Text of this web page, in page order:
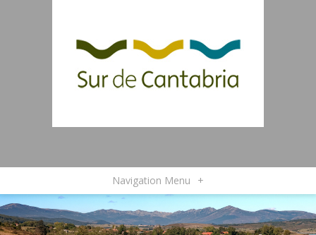
Navigation Menu +